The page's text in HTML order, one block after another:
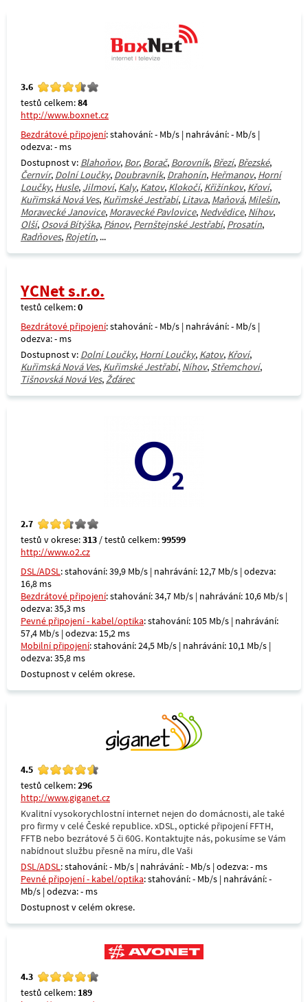
3.6
testů celkem:84
http://www.boxnet.cz
Bezdrátové připojení: stahování: - Mb/s | nahrávání: - Mb/s |
odezva: - ms
Dostupnost v: Blahoňov, Bor, Borač, Borovník, Březí, Březské,
Černvír, Dolní Loučky, Doubravník, Drahonín, Heřmanov, Horní
Loučky, Husle, Jilmoví, Kaly, Katov, Klokočí, Křižínkov, Křoví,
Kuřimská Nová Ves, Kuřimské Jestřabí, Litava, Maňová, Milešín,
Moravecké Janovice, Moravecké Pavlovice, Nedvědice, Níhov,
Olší, Osová Bítýška, Pánov, Pernštejnské Jestřabí, Prosatín,
Radňoves, Rojetín, ...
YCNet s.r.o.
testů celkem:0
Bezdrátové připojení: stahování: - Mb/s | nahrávání: - Mb/s |
odezva: - ms
Dostupnost v: Dolní Loučky, Horní Loučky, Katov, Křoví,
Kuřimská Nová Ves, Kuřimské Jestřabí, Níhov, Střemchoví,
Tišnovská Nová Ves,Žďárec
2.7
testů v okrese:313 / testů celkem:99599
http://www.o2.cz
DSL/ADSL: stahování: 39,9 Mb/s | nahrávání: 12,7 Mb/s | odezva:
16,8 ms
Bezdrátové připojení: stahování: 34,7 Mb/s | nahrávání: 10,6 Mb/s |
odezva: 35,3 ms
Pevné připojení - kabel/optika: stahování: 105 Mb/s | nahrávání:
57,4 Mb/s | odezva: 15,2 ms
Mobilní připojení: stahování: 24,5 Mb/s | nahrávání: 10,1 Mb/s |
odezva: 35,8 ms
Dostupnost v celém okrese.
4.5
testů celkem:296
http://www.giganet.cz
Kvalitní vysokorychlostní internet nejen do domácnosti, ale také
pro firmy v celé České republice. xDSL, optické připojení FFTH,
FFTB nebo bezrátové 5 či 60G. Kontaktujte nás, pokusíme se Vám
nabídnout službu přesně na míru, dle Vaši
DSL/ADSL: stahování: - Mb/s | nahrávání: - Mb/s | odezva: - ms
Pevné připojení - kabel/optika: stahování: - Mb/s | nahrávání: -
Mb/s | odezva: - ms
Dostupnost v celém okrese.
4.3
testů celkem: 189